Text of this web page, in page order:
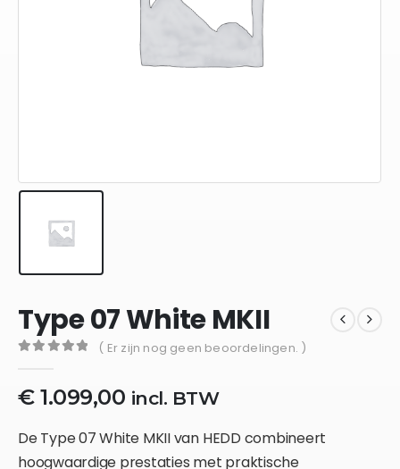
Type 07 White MKII
( Er zijn nog geen beoordelingen. )
€1.099,00 incl. BTW
De Type 07 White MKII van HEDD combineert
hoogwaardige prestaties met praktische